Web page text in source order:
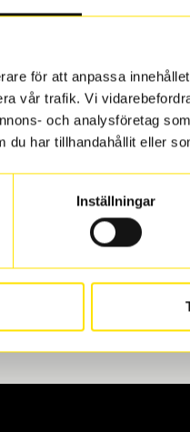
för att anpassa
vår trafik. Vi
och analysföretag
du har tillhandahållit eller
Inställningar
under årens lopp och inte
från fabrik.
oss levereras de direkt
för upphämtning eller